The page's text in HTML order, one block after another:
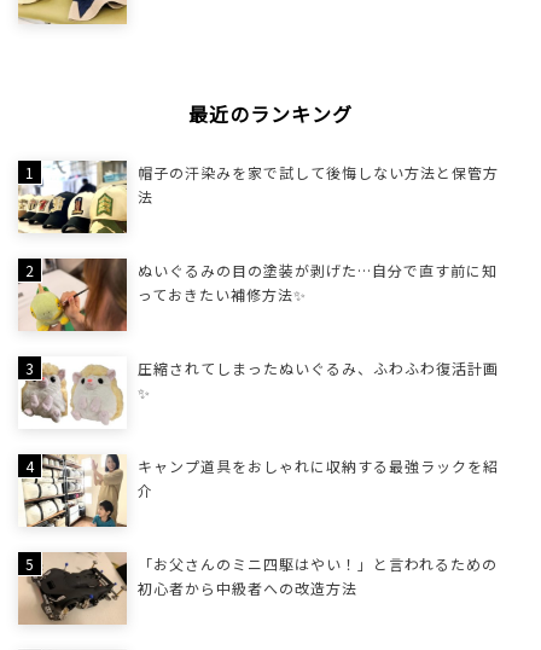
最近のランキング
帽子の汗染みを家で試して後悔しない方法と保管方
法
ぬいぐるみの目の塗装が剥げた…自分で直す前に知
っておきたい補修方法✨
圧縮されてしまったぬいぐるみ、ふわふわ復活計画
✨
キャンプ道具をおしゃれに収納する最強ラックを紹
介
「お父さんのミニ四駆はやい！」と言われるための
初心者から中級者への改造方法